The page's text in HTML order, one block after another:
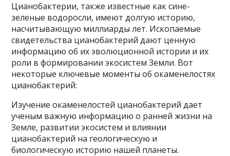
Цианобактерии, также известные как сине-
зеленые водоросли, имеют долгую историю,
насчитывающую миллиарды лет. Ископаемые
свидетельства цианобактерий дают ценную
информацию об их эволюционной истории и их
роли в формировании экосистем Земли. Вот
некоторые ключевые моменты об окаменелостях
цианобактерий:
Изучение окаменелостей цианобактерий дает
ученым важную информацию о ранней жизни на
Земле, развитии экосистем и влиянии
цианобактерий на геологическую и
биологическую историю нашей планеты.